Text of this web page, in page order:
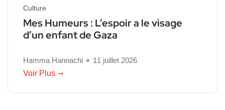
Culture
Mes Humeurs : L’espoir a le visage
d’un enfant de Gaza
Hamma Hannachi
11 juillet 2026
Voir Plus